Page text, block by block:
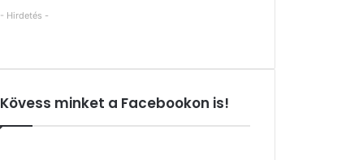
- Hirdetés -
Kövess minket a Facebookon is!